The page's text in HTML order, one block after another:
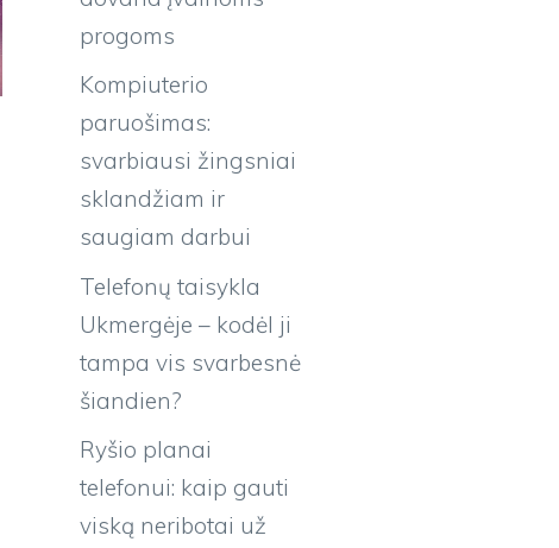
progoms
Kompiuterio
paruošimas:
svarbiausi žingsniai
sklandžiam ir
saugiam darbui
Telefonų taisykla
Ukmergėje – kodėl ji
tampa vis svarbesnė
šiandien?
Ryšio planai
telefonui: kaip gauti
viską neribotai už